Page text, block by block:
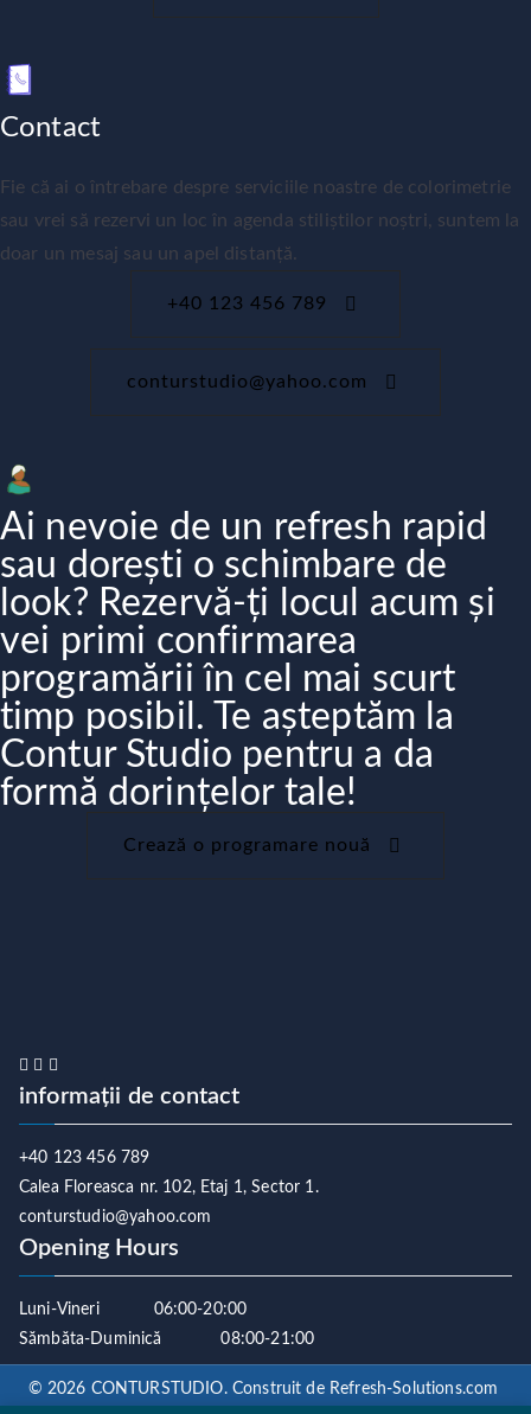
Contact
Fie că ai o întrebare despre serviciile noastre de colorimetrie
sau vrei să rezervi un loc în agenda stiliștilor noștri, suntem la
doar un mesaj sau un apel distanță.
+40 123 456 789
conturstudio@yahoo.com
Ai nevoie de un refresh rapid
sau dorești o schimbare de
look? Rezervă-ți locul acum și
vei primi confirmarea
programării în cel mai scurt
timp posibil. Te așteptăm la
Contur Studio pentru a da
formă dorințelor tale!
Crează o programare nouă
informații de contact
+40 123 456 789
Calea Floreasca nr. 102, Etaj 1, Sector 1.
conturstudio@yahoo.com
Opening Hours
Luni-Vineri 06:00-20:00
Sămbăta-Duminică 08:00-21:00
© 2026 CONTURSTUDIO. Construit de Refresh-Solutions.com